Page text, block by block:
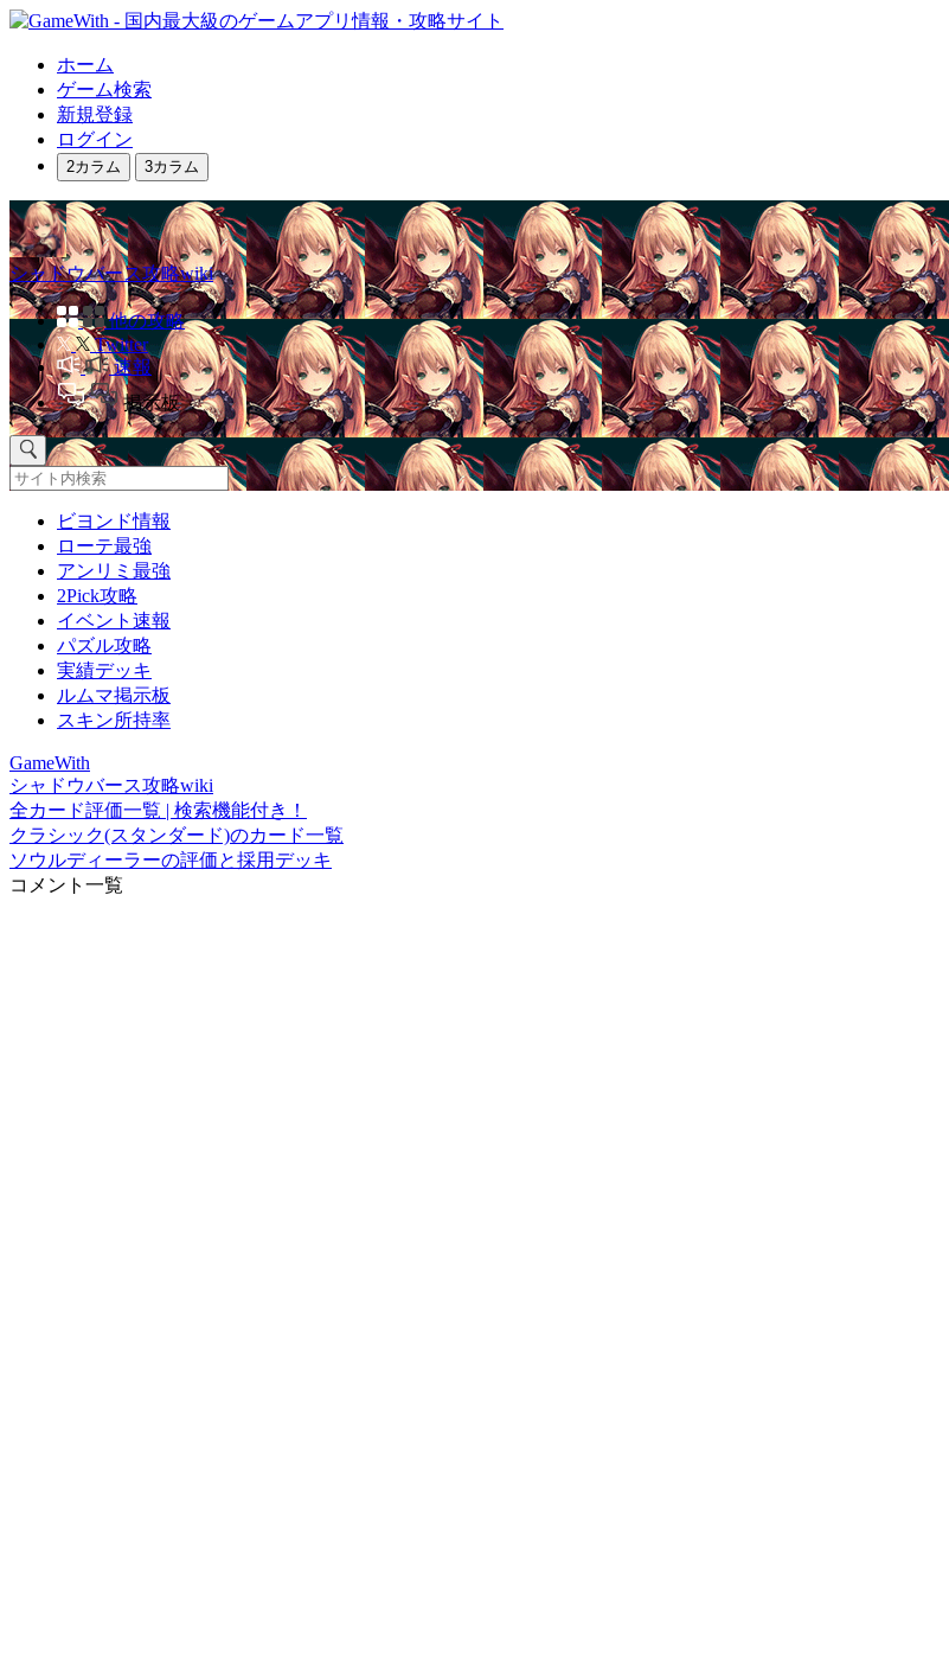
ホーム
ゲーム検索
新規登録
ログイン
2カラム 3カラム
シャドウバース攻略wiki
他の攻略
Twitter
速報
掲示板
ビヨンド情報
ローテ最強
アンリミ最強
2Pick攻略
イベント速報
パズル攻略
実績デッキ
ルムマ掲示板
スキン所持率
GameWith
シャドウバース攻略wiki
全カード評価一覧 | 検索機能付き！
クラシック(スタンダード)のカード一覧
ソウルディーラーの評価と採用デッキ
コメント一覧